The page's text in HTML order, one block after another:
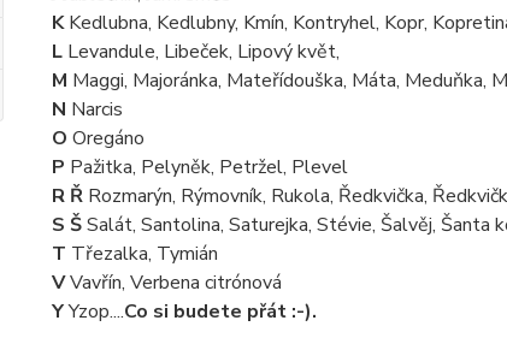
KKedlubna, Kedlubny, Kmín, Kontryhel, Kopr,
L Levandule, Libeček, Lipový květ,
M Maggi, Majoránka, Mateřídouška, Máta, Meduňka,
N Narcis
O Oregáno
P Pažitka, Pelyněk, Petržel, Plevel
R Ř Rozmarýn, Rýmovník, Rukola, Ředkvička,
S ŠSalát, Santolina, Saturejka, Stévie, Šalvěj, Šanta
T Třezalka, Tymián
VVavřín, Verbena citrónová
YYzop....Co si budete přát :-).